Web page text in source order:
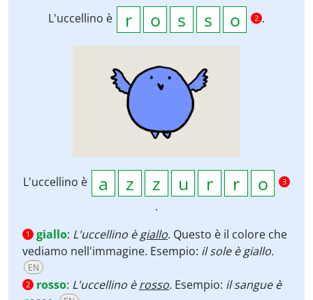
L'uccellino è 2 .
L'uccellino è 3
.
1 giallo: L'uccellino ègiallo. Questo è il colore che
vediamo nell'immagine. Esempio: il sole è giallo.
EN
2 rosso: L'uccellino èrosso. Esempio: il sangue è